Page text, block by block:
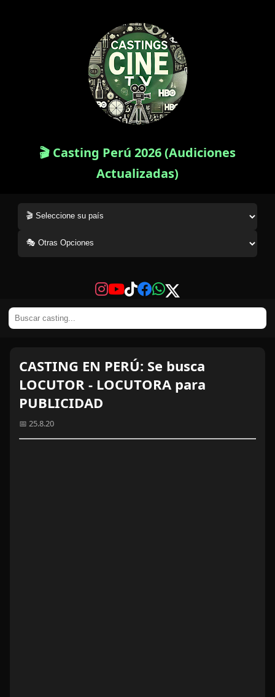
🎬 Casting Perú 2026 (Audiciones
Actualizadas)
CASTING EN PERÚ: Se busca
LOCUTOR - LOCUTORA para
PUBLICIDAD
📅 25.8.20